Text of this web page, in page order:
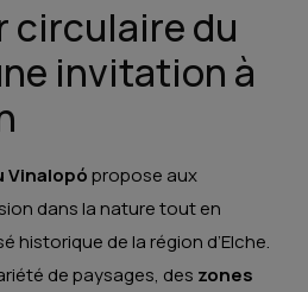
circulaire du
invitation à
Vinalopópropose aux
dans la nature tout en
historique de la région d’Elche.
de paysages, des zones